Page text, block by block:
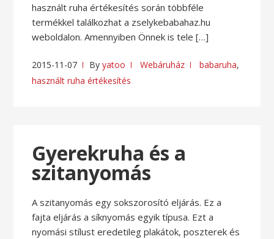
használt ruha értékesítés során többféle
termékkel találkozhat a zselykebabahaz.hu
weboldalon. Amennyiben Önnek is tele […]
2015-11-07 Byyatoo Webáruház babaruha,
használt ruha értékesítés
Gyerekruha és a
szitanyomás
A szitanyomás egy sokszorosító eljárás. Ez a
fajta eljárás a síknyomás egyik típusa. Ezt a
nyomási stílust eredetileg plakátok, poszterek és